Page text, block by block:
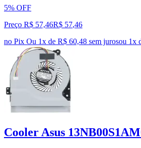
5% OFF
Preço R$ 57,46R$ 57,46
no Pix Ou 1x de R$ 60,48 sem jurosou 1x
Cooler Asus